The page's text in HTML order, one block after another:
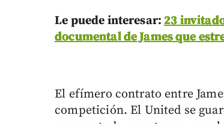
Le puede interesar:23
documental de James que
El efímero contrato entre
competición. El United se